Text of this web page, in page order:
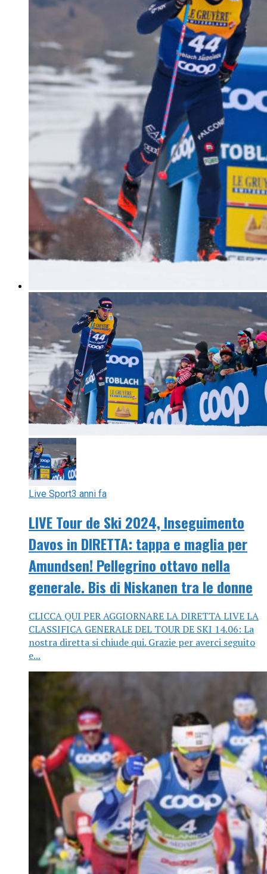
Live Sport3 anni fa
LIVE Tour de Ski 2024, Inseguimento
Davos in DIRETTA: tappa e maglia per
Amundsen! Pellegrino ottavo nella
generale. Bis di Niskanen tra le donne
CLICCA QUI PER AGGIORNARE LA DIRETTA LIVE LA
CLASSIFICA GENERALE DEL TOUR DE SKI 14.06: La
nostra diretta si chiude qui. Grazie per averci seguito
e...